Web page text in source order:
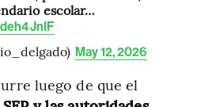
escolar…
May 12, 2026
luego de que el